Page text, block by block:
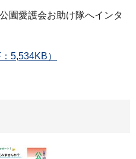
園愛護会お助け隊へインタ
5,534KB）